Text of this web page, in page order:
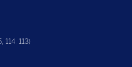
114, 113)